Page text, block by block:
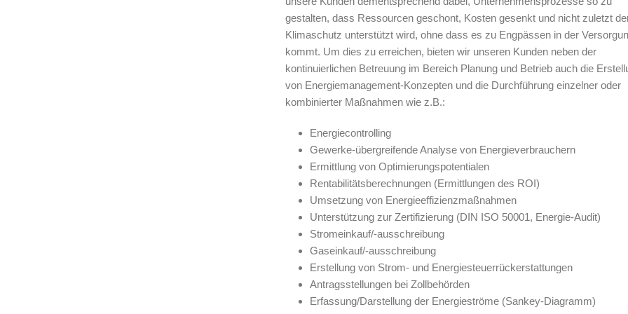
gestalten, dass Ressourcen geschont, Kosten gesenkt und nicht zuletzt
Klimaschutz unterstützt wird, ohne dass es zu Engpässen in der
kommt. Um dies zu erreichen, bieten wir unseren Kunden neben der
kontinuierlichen Betreuung im Bereich Planung und Betrieb auch die
von Energiemanagement-Konzepten und die Durchführung einzelner oder
kombinierter Maßnahmen wie z.B.:
Energiecontrolling
Gewerke-übergreifende Analyse von Energieverbrauchern
Ermittlung von Optimierungspotentialen
Rentabilitätsberechnungen (Ermittlungen des ROI)
Umsetzung von Energieeffizienzmaßnahmen
Unterstützung zur Zertifizierung (DIN ISO 50001, Energie-Audit)
Stromeinkauf/-ausschreibung
Gaseinkauf/-ausschreibung
Erstellung von Strom- und Energiesteuerrückerstattungen
Antragsstellungen bei Zollbehörden
Erfassung/Darstellung der Energieströme (Sankey-Diagramm)